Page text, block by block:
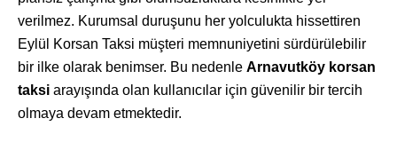
verilmez. Kurumsal duruşunu her yolculukta hissettiren
Eylül Korsan Taksi müşteri memnuniyetini sürdürülebilir
bir ilke olarak benimser. Bu nedenle Arnavutköy korsan
taksi arayışında olan kullanıcılar için güvenilir bir tercih
olmaya devam etmektedir.